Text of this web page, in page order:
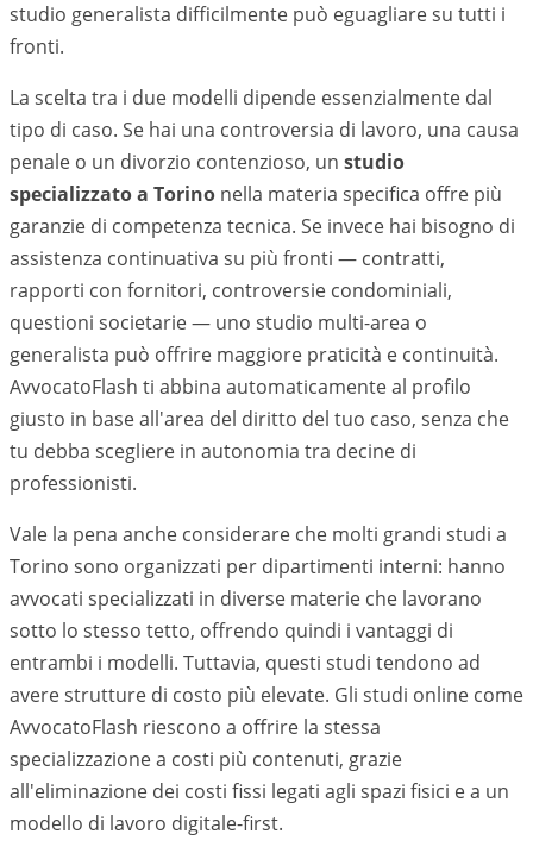
studio generalista difficilmente può eguagliare su tutti i
fronti.
La scelta tra i due modelli dipende essenzialmente dal
tipo di caso. Se hai una controversia di lavoro, una causa
penale o un divorzio contenzioso, un studio
specializzato a Torino nella materia specifica offre più
garanzie di competenza tecnica. Se invece hai bisogno di
assistenza continuativa su più fronti — contratti,
rapporti con fornitori, controversie condominiali,
questioni societarie — uno studio multi-area o
generalista può offrire maggiore praticità e continuità.
AvvocatoFlash ti abbina automaticamente al profilo
giusto in base all'area del diritto del tuo caso, senza che
tu debba scegliere in autonomia tra decine di
professionisti.
Vale la pena anche considerare che molti grandi studi a
Torino sono organizzati per dipartimenti interni: hanno
avvocati specializzati in diverse materie che lavorano
sotto lo stesso tetto, offrendo quindi i vantaggi di
entrambi i modelli. Tuttavia, questi studi tendono ad
avere strutture di costo più elevate. Gli studi online come
AvvocatoFlash riescono a offrire la stessa
specializzazione a costi più contenuti, grazie
all'eliminazione dei costi fissi legati agli spazi fisici e a un
modello di lavoro digitale-first.